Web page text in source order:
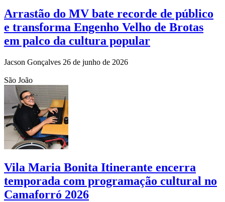
Arrastão do MV bate recorde de público
e transforma Engenho Velho de Brotas
em palco da cultura popular
Jacson Gonçalves 26 de junho de 2026
São João
Vila Maria Bonita Itinerante encerra
temporada com programação cultural no
Camaforró 2026